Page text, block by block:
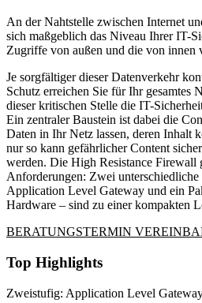
An der Nahtstelle zwischen Internet
sich maßgeblich das Niveau Ihrer IT-
Zugriffe von außen und die von innen
Je sorgfältiger dieser Datenverkehr
Schutz erreichen Sie für Ihr gesamtes
dieser kritischen Stelle die IT-
Ein zentraler Baustein ist dabei die
Daten in Ihr Netz lassen, deren Inhalt
nur so kann gefährlicher Content
werden. Die High Resistance Firewall
Anforderungen: Zwei
Application Level Gateway und ein
Hardware – sind zu einer kompakten
BERATUNGSTERMIN
Top Highlights
Zweistufig: Application Level